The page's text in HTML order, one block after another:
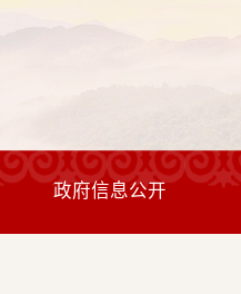
政府信息公开